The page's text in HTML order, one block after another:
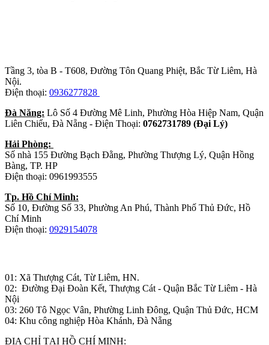
Tầng 3, tòa B - T608, Đường Tôn Quang Phiệt, Bắc Từ Liêm, Hà
Nội.
Điện thoại: 0936277828
Đà Năng: Lô Số 4 Đường Mê Linh, Phường Hòa Hiệp Nam, Quận
Liên Chiểu, Đà Nẵng - Điện Thoại: 0762731789 (Đại Lý)
Hải Phòng:
Số nhà 155 Đường Bạch Đằng, Phường Thượng Lý, Quận Hồng
Bàng, TP. HP
Điện thoại: 0961993555
Tp. Hồ Chí Minh:
Số 10, Đường Số 33, Phường An Phú, Thành Phố Thủ Đức, Hồ
Chí Minh
Điện thoại: 0929154078
01: Xã Thượng Cát, Từ Liêm, HN.
02: Đường Đại Đoàn Kết, Thượng Cát - Quận Bắc Từ Liêm - Hà
Nội
03: 260 Tô Ngọc Vân, Phường Linh Đông, Quận Thủ Đức, HCM
04: Khu công nghiệp Hòa Khánh, Đà Nẵng
ĐỊA CHỈ TẠI HỒ CHÍ MINH: